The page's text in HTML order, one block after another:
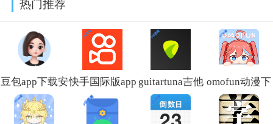
热门推荐
豆包app下载安
装新版本
快手国际版app
免费下载安装
guitartuna吉他
调音器下载免
omofun动漫下
载最新版